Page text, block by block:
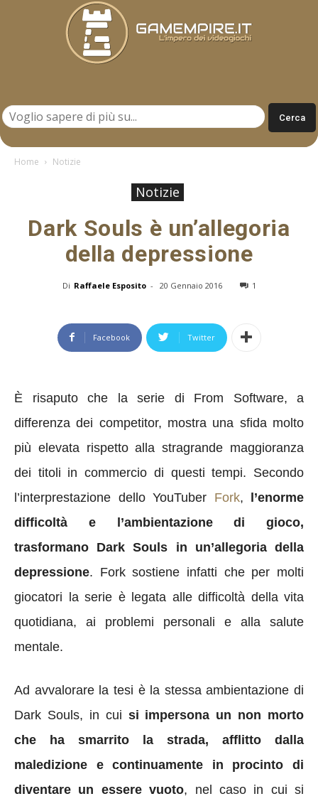
Home Notizie
Notizie
Dark Souls è un’allegoria
della depressione
Di Raffaele Esposito - 20 Gennaio 2016 1
Facebook Twitter
È risaputo che la serie di From Software, a
differenza dei competitor, mostra una sfida molto
più elevata rispetto alla stragrande maggioranza
dei titoli in commercio di questi tempi. Secondo
l’interprestazione dello YouTuber Fork, l’enorme
difficoltà e l’ambientazione di gioco,
trasformano Dark Souls in un’allegoria della
depressione. Fork sostiene infatti che per molti
giocatori la serie è legata alle difficoltà della vita
quotidiana, ai problemi personali e alla salute
mentale.
Ad avvalorare la tesi è la stessa ambientazione di
Dark Souls, in cui si impersona un non morto
che ha smarrito la strada, afflitto dalla
maledizione e continuamente in procinto di
diventare un essere vuoto, nel caso in cui si